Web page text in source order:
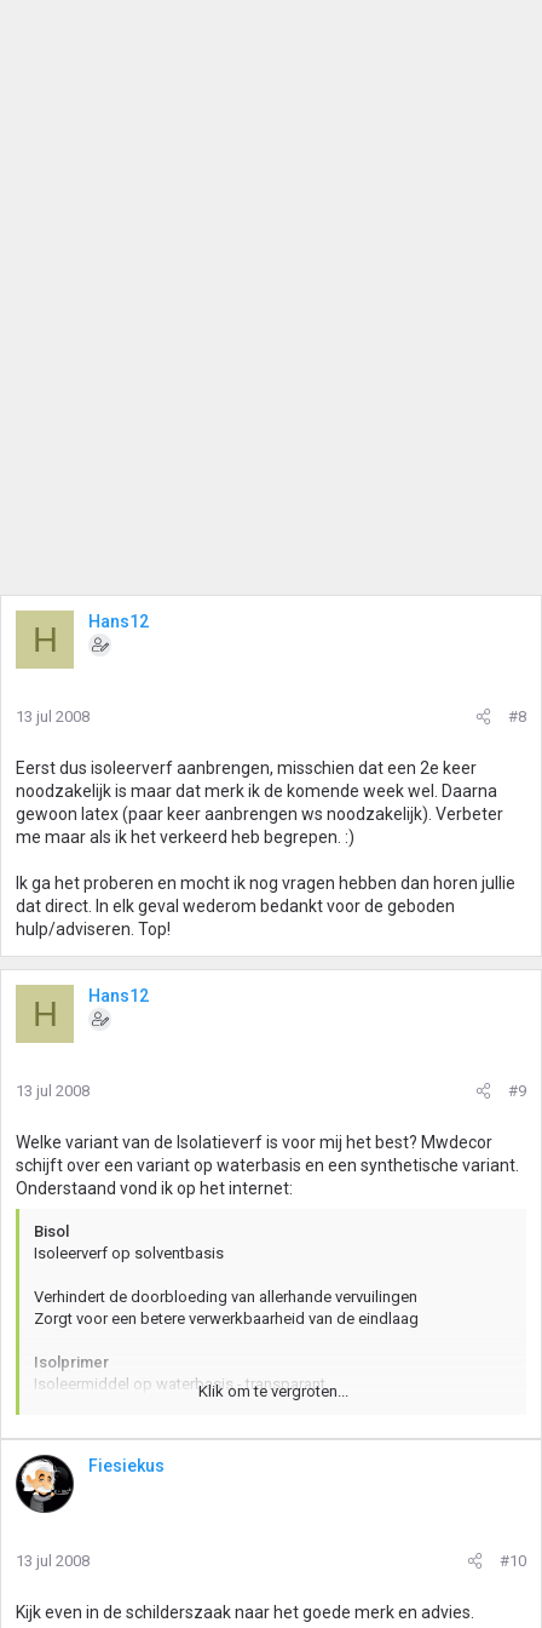
H Hans12
13 jul 2008 #8
Eerst dus isoleerverf aanbrengen, misschien dat een 2e keer
noodzakelijk is maar dat merk ik de komende week wel. Daarna
gewoon latex (paar keer aanbrengen ws noodzakelijk). Verbeter
me maar als ik het verkeerd heb begrepen. :)
Ik ga het proberen en mocht ik nog vragen hebben dan horen jullie
dat direct. In elk geval wederom bedankt voor de geboden
hulp/adviseren. Top!
H Hans12
13 jul 2008 #9
Welke variant van de Isolatieverf is voor mij het best? Mwdecor
schijft over een variant op waterbasis en een synthetische variant.
Onderstaand vond ik op het internet:
Bisol
Isoleerverf op solventbasis
Verhindert de doorbloeding van allerhande vervuilingen
Zorgt voor een betere verwerkbaarheid van de eindlaag
Isolprimer
Isoleermiddel op waterbasis - transparant.
Isolerend t.o.v. ongelijkmatig zuigende ondergronden en lichte
vervuilingen.
Zowel voor pleisterwerk, gipskarton, beton, cementering, harde
Klik om te vergroten...
Fiesiekus
13 jul 2008 #10
Kijk even in de schilderszaak naar het goede merk en advies.